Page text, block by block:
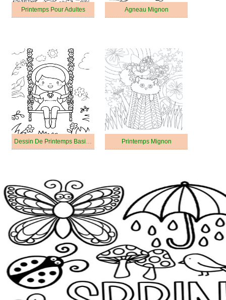
Printemps Pour Adultes Agneau Mignon
Dessin De Printemps Basique Printemps Mignon